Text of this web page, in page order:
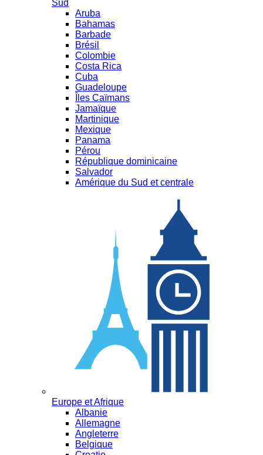
Sud
Aruba
Bahamas
Barbade
Brésil
Colombie
Costa Rica
Cuba
Guadeloupe
Îles Caïmans
Jamaïque
Martinique
Mexique
Panama
Pérou
République dominicaine
Salvador
Amérique du Sud et centrale
Europe et Afrique
Albanie
Allemagne
Angleterre
Belgique